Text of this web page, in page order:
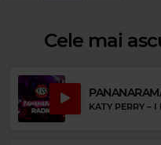
Rock 80s & 90s
VAN HALEN JUMP
Cele mai
KATY PERRY – I